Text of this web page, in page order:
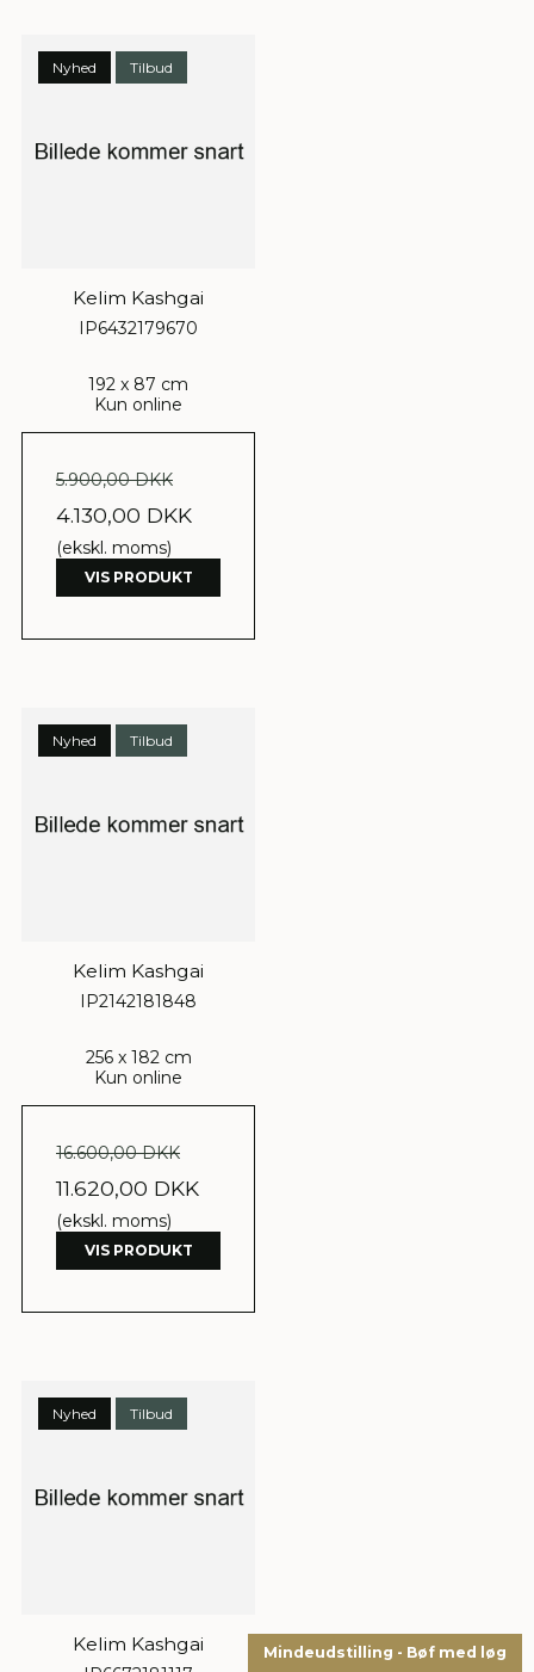
Nyhed Tilbud
Kelim Kashgai
IP6432179670
192 x 87 cm
Kun online
5.900,00 DKK
4.130,00 DKK
(ekskl. moms)
VIS PRODUKT
Nyhed Tilbud
Kelim Kashgai
IP2142181848
256 x 182 cm
Kun online
16.600,00 DKK
11.620,00 DKK
(ekskl. moms)
VIS PRODUKT
Nyhed Tilbud
Kelim Kashgai Mindeudstilling - Bøf med løg